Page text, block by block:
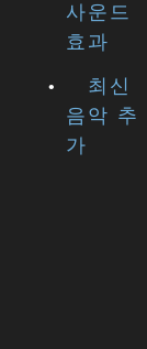
사운드
효과
최신
음악 추
가